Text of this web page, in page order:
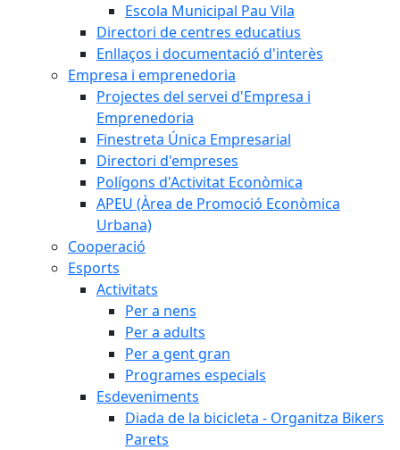
Escola Municipal Pau Vila
Directori de centres educatius
Enllaços i documentació d'interès
Empresa i emprenedoria
Projectes del servei d'Empresa i
Emprenedoria
Finestreta Única Empresarial
Directori d'empreses
Polígons d'Activitat Econòmica
APEU (Àrea de Promoció Econòmica
Urbana)
Cooperació
Esports
Activitats
Per a nens
Per a adults
Per a gent gran
Programes especials
Esdeveniments
Diada de la bicicleta - Organitza Bikers
Parets